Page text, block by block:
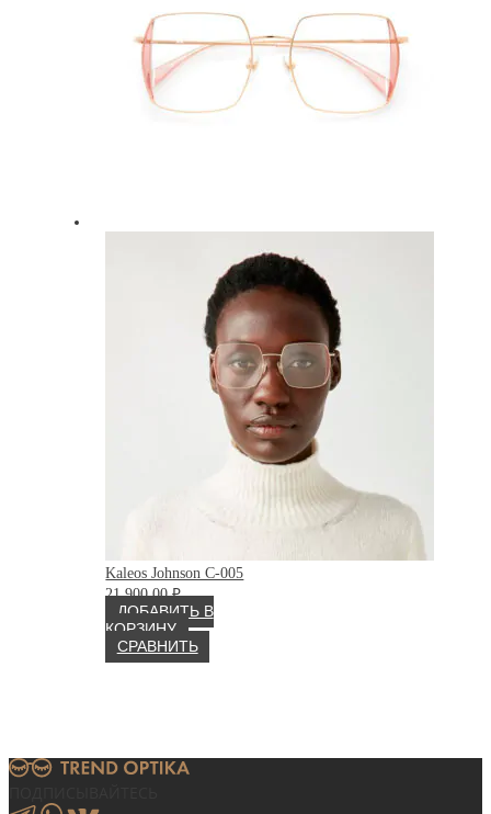
Kaleos Johnson C-005
21 900.00₽
ДОБАВИТЬ В
КОРЗИНУ
СРАВНИТЬ